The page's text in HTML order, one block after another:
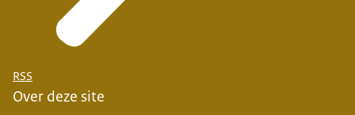
RSS
Over deze site